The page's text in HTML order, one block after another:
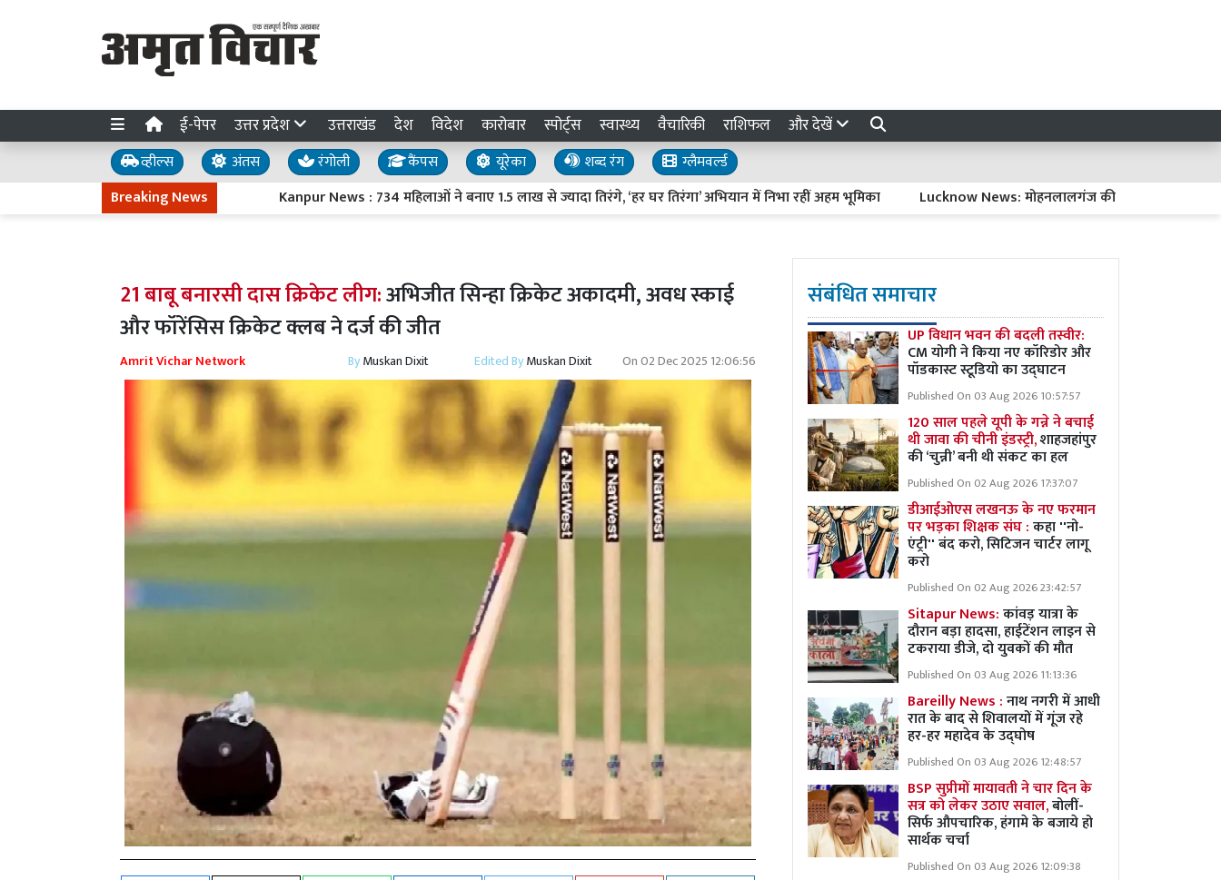
ई-पेपर उत्तर प्रदेश उत्तराखंड देश विदेश कारोबार स्पोर्ट्स स्वास्थ्य वैचारिकी राशिफल और देखें
व्हील्स अंतस रंगोली कैंपस यूरेका शब्द रंग
ग्लैमवर्ल्ड
Breaking News
Kanpur News : 734 महिलाओं ने बनाए 1.5 लाख से ज्यादा तिरंगे, ‘हर घर तिरंगा’ अभियान में निभा रहीं अहम भूमिका Lucknow News: मोहनलालगंज की संपत्तियों की रजिस्ट्री अब
21 बाबू बनारसी दास क्रिकेट लीग:अभिजीत सिन्हा क्रिकेट अकादमी, अवध स्काई
और फॉरेंसिस क्रिकेट क्लब ने दर्ज की जीत
Amrit Vichar Network ByMuskan Dixit Edited ByMuskan Dixit On02 Dec 2025 12:06:56
संबंधित समाचार
UP विधान भवन की बदली तस्वीर:
CM योगी ने किया नए कॉरिडोर और
पॉडकास्ट स्टूडियो का उद्घाटन
Published On 03 Aug 2026 10:57:57
120 साल पहले यूपी के गन्ने ने बचाई
थी जावा की चीनी इंडस्ट्री,शाहजहांपुर
की ‘चुन्नी’ बनी थी संकट का हल
Published On 02 Aug 2026 17:37:07
डीआईओएस लखनऊ के नए फरमान
पर भड़का शिक्षक संघ :कहा ''नो-
एंट्री'' बंद करो, सिटिजन चार्टर लागू
करो
Published On 02 Aug 2026 23:42:57
Sitapur News:कांवड़ यात्रा के
दौरान बड़ा हादसा, हाईटेंशन लाइन से
टकराया डीजे, दो युवकों की मौत
Published On 03 Aug 2026 11:13:36
Bareilly News :नाथ नगरी में आधी
रात के बाद से शिवालयों में गूंज रहे
हर-हर महादेव के उद्घोष
Published On 03 Aug 2026 12:48:57
BSP सुप्रीमों मायावती ने चार दिन के
सत्र को लेकर उठाए सवाल,बोलीं-
सिर्फ औपचारिक, हंगामे के बजाये हो
सार्थक चर्चा
Published On 03 Aug 2026 12:09:38